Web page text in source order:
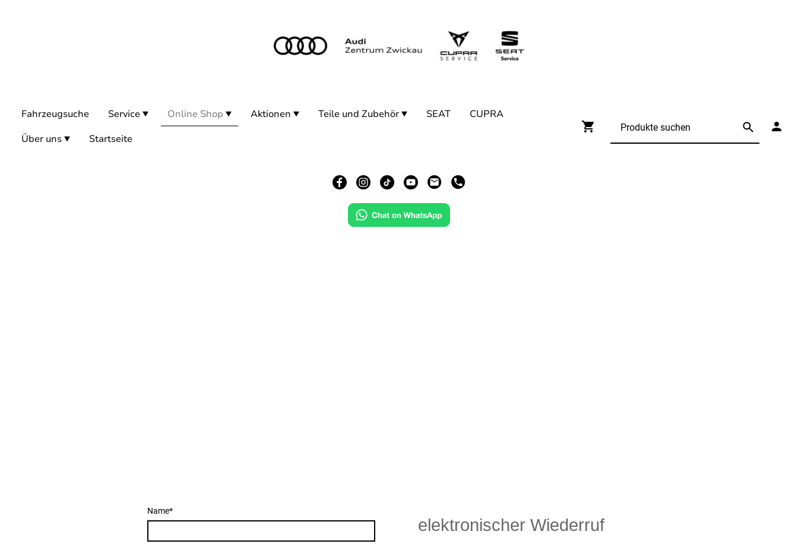
Fahrzeugsuche Service Online Shop Aktionen Teile und Zubehör SEAT
CUPRA
Über uns
Startseite
Name*
elektronischer Wiederruf